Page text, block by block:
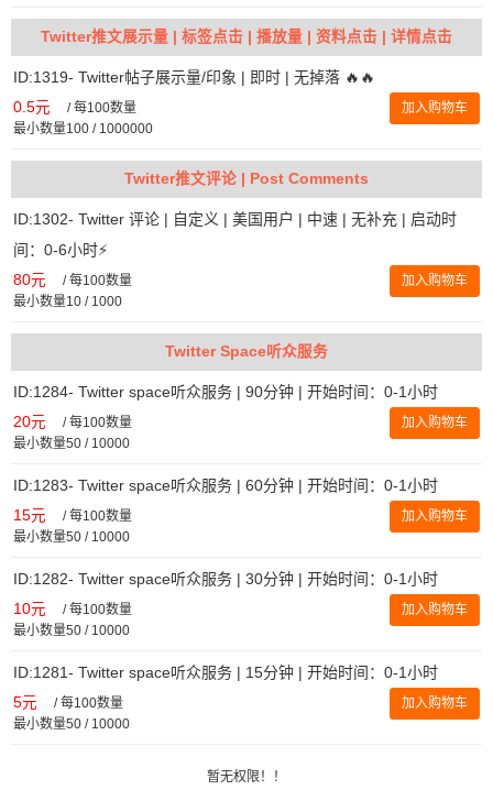
Twitter推文展示量 | 标签点击 | 播放量 | 资料点击 | 详情点击
ID:1319- Twitter帖子展示量/印象 | 即时 | 无掉落 🔥🔥
0.5元 /每100数量
最小数量100 / 1000000
加入购物车
Twitter推文评论 | Post Comments
ID:1302- Twitter 评论 | 自定义 | 美国用户 | 中速 | 无补充 | 启动时
间：0-6小时⚡️
80元 /每100数量
最小数量10 / 1000
加入购物车
Twitter Space听众服务
ID:1284- Twitter space听众服务 | 90分钟 | 开始时间：0-1小时
20元 /每100数量
最小数量50 / 10000
加入购物车
ID:1283- Twitter space听众服务 | 60分钟 | 开始时间：0-1小时
15元 /每100数量
最小数量50 / 10000
加入购物车
ID:1282- Twitter space听众服务 | 30分钟 | 开始时间：0-1小时
10元 /每100数量
最小数量50 / 10000
加入购物车
ID:1281- Twitter space听众服务 | 15分钟 | 开始时间：0-1小时
5元 /每100数量
最小数量50 / 10000
加入购物车
暂无权限！！